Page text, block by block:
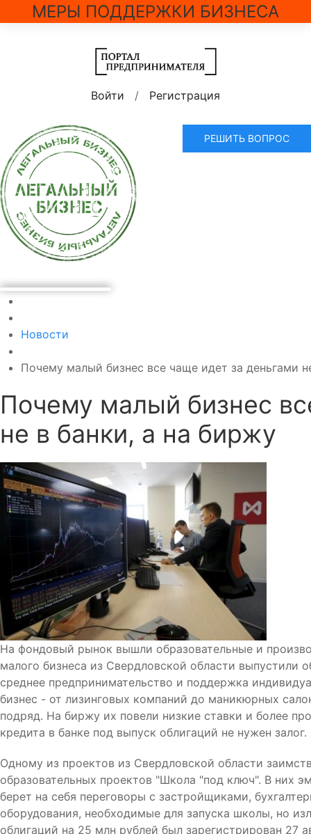
МЕРЫ ПОДДЕРЖКИ БИЗНЕСА
Войти / Регистрация
РЕШИТЬ ВОПРОС
Новости
Почему малый бизнес все чаще идет за деньгами
Почему малый бизнес
не в банки, а на биржу
На фондовый рынок вышли образовательные и
малого бизнеса из Свердловской области
среднее предпринимательство и поддержка
бизнес - от лизинговых компаний до маникюрных
подряд. На биржу их повели низкие ставки и более
кредита в банке под выпуск облигаций не нужен залог.
Одному из проектов из Свердловской области
образовательных проектов "Школа "под ключ". В них
берет на себя переговоры с застройщиками,
оборудования, необходимые для запуска школы, но
облигаций на 25 млн рублей был зарегистрирован 27